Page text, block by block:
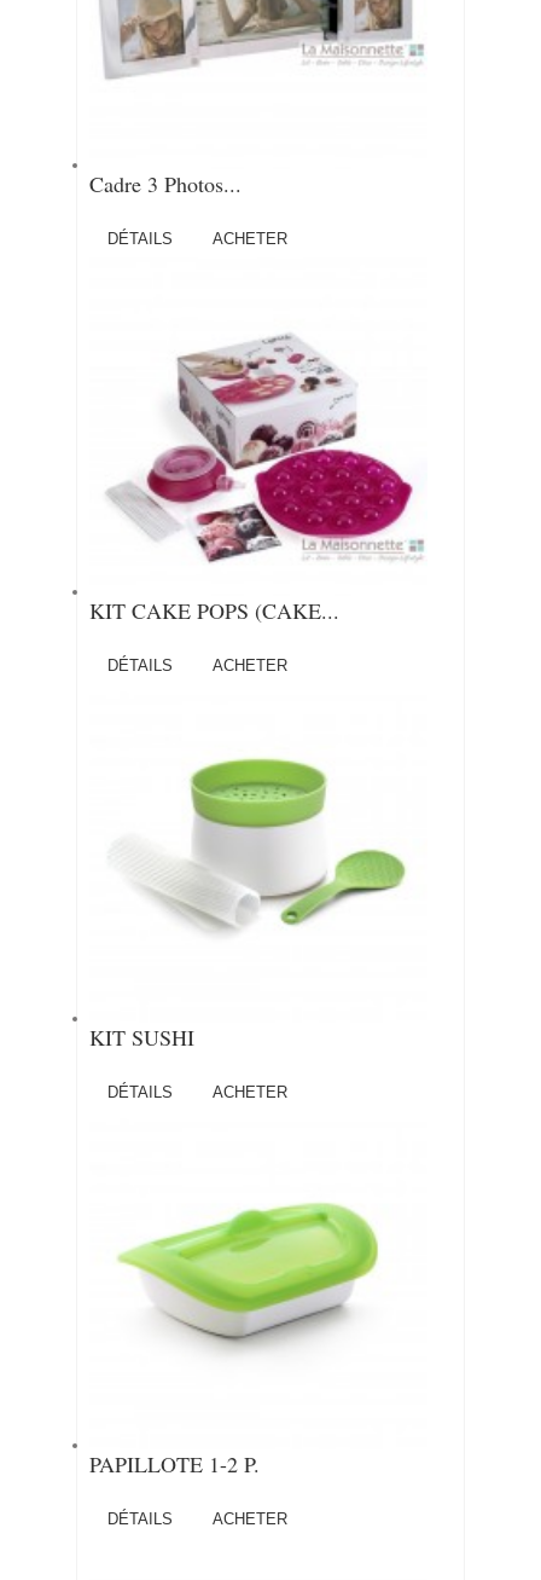
Cadre 3 Photos...
DÉTAILS ACHETER
KIT CAKE POPS (CAKE...
DÉTAILS ACHETER
KIT SUSHI
DÉTAILS ACHETER
PAPILLOTE 1-2 P.
DÉTAILS ACHETER